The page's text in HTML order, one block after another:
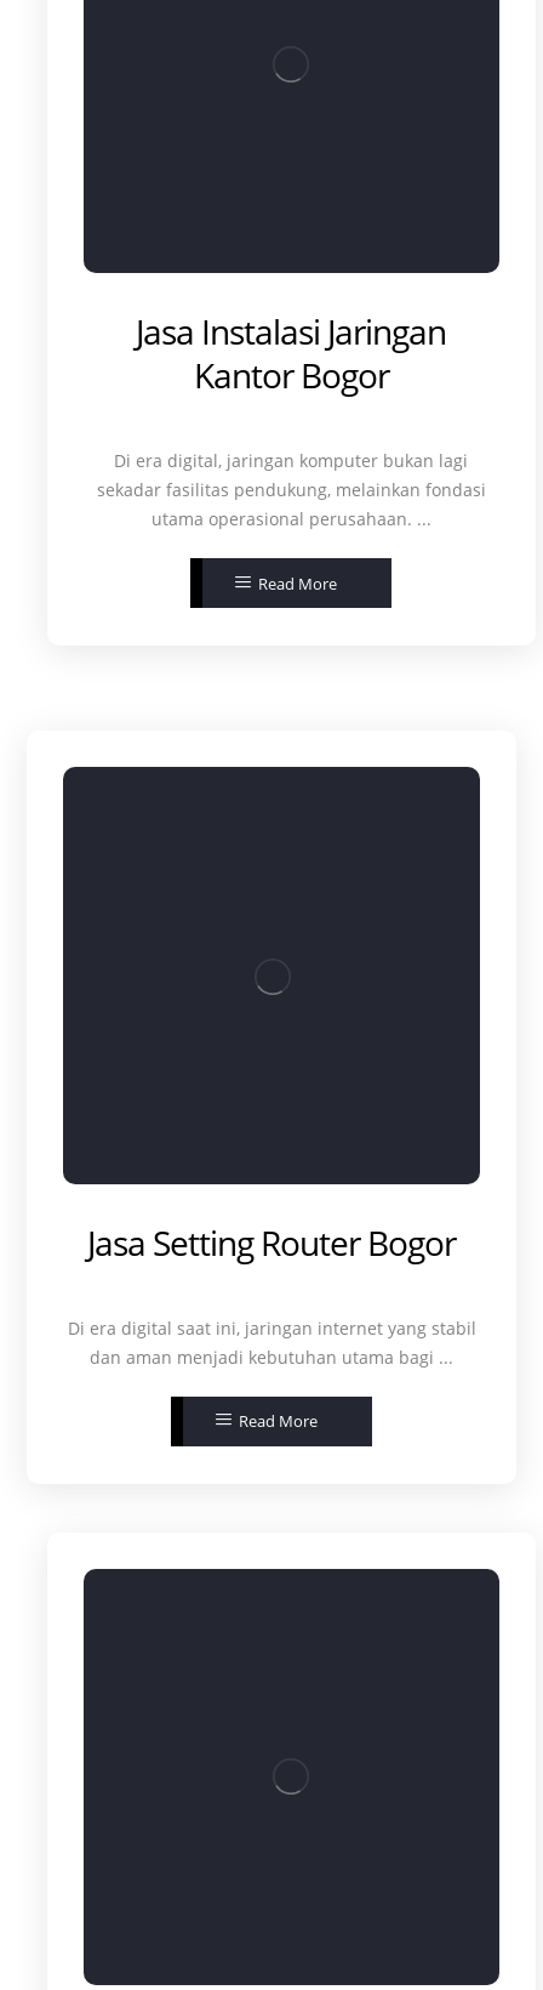
Jasa Instalasi Jaringan
Kantor Bogor
Di era digital, jaringan komputer bukan lagi
sekadar fasilitas pendukung, melainkan fondasi
utama operasional perusahaan. ...
Read More
Jasa Setting Router Bogor
Di era digital saat ini, jaringan internet yang stabil
dan aman menjadi kebutuhan utama bagi ...
Read More